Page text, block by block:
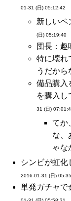
01-31 (日) 05:12:42
新しいペ
(日) 05:19:40
団長：趣
特に壊れ
うだから
備品購入
を購入
31 (日)
てか
な、
ゃな
シンビが虹化
2016-01-31 (日)
単発ガチャで